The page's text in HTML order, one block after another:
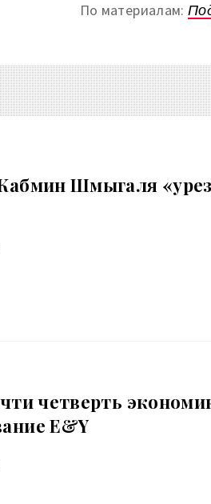
По материалам:
Шмыгаля
четверть
E&Y